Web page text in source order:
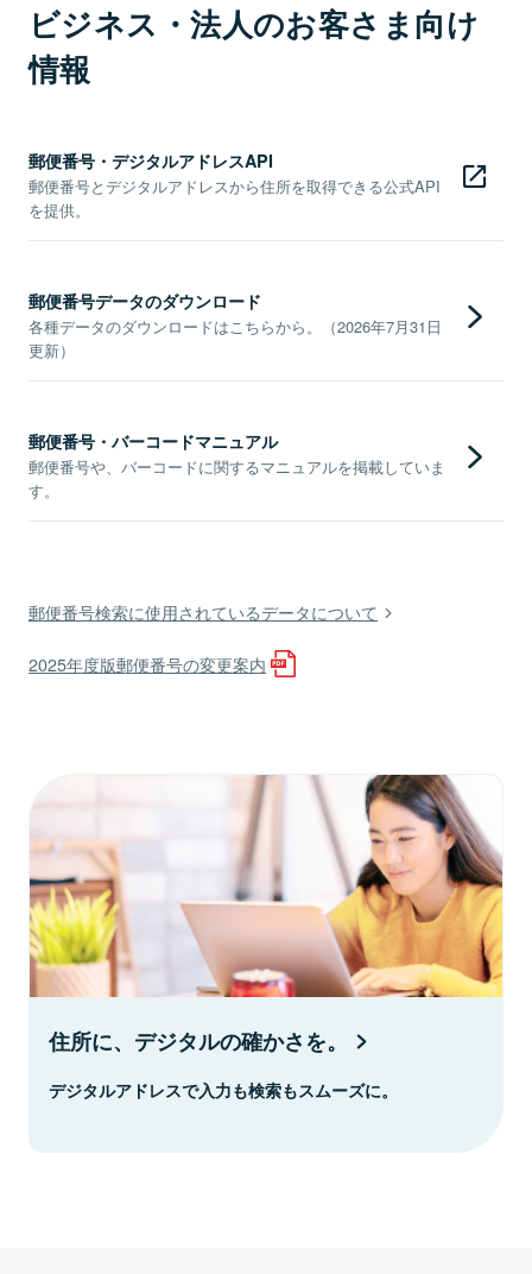
ビジネス・法人のお客さま向け
情報
郵便番号・デジタルアドレスAPI
郵便番号とデジタルアドレスから住所を取得できる公式API
を提供。
郵便番号データのダウンロード
各種データのダウンロードはこちらから。（2026年7月31日
更新）
郵便番号・バーコードマニュアル
郵便番号や、バーコードに関するマニュアルを掲載していま
す。
郵便番号検索に使用されているデータについて
2025年度版郵便番号の変更案内
住所に、デジタルの確かさを。
デジタルアドレスで入力も検索もスムーズに。